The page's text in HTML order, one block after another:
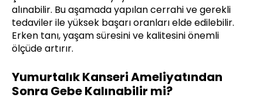
alınabilir. Bu aşamada yapılan cerrahi ve gerekli
tedaviler ile yüksek başarı oranları elde edilebilir.
Erken tanı, yaşam süresini ve kalitesini önemli
ölçüde artırır.
Yumurtalık Kanseri Ameliyatından
Sonra Gebe Kalınabilir mi?